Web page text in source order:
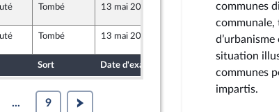
(Rect)
Tombé 13 mai 2026 13 mai 2026
(Rect)
Tombé 13 mai 2026 13 mai 2026
Sort Date d'examen
... 9
communes
communale,
situation
communes
impartis.